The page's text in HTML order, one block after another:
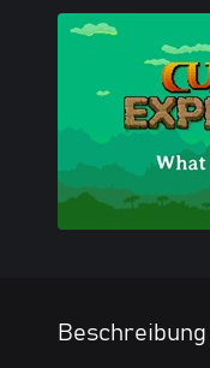
Beschreibung